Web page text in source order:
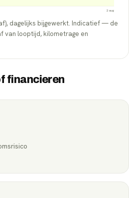
2 aug
dagelijks bijgewerkt. Indicatief — de
van looptijd, kilometrage en
financieren